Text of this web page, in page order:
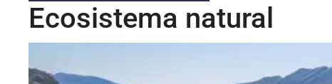
Ecosistema natural